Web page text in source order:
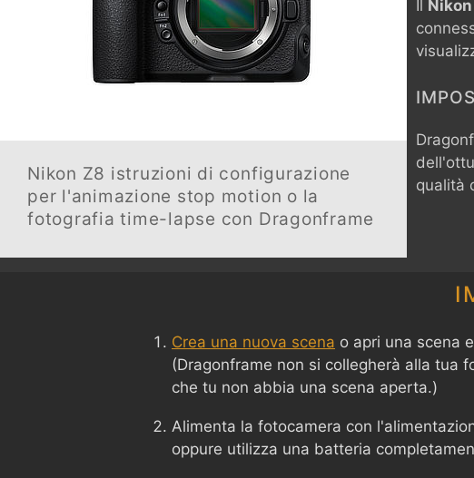
Nikon Z8 istruzioni di configurazione
per l'animazione stop motion o la
fotografia time-lapse con Dragonframe
Il
qualità
Crea una nuova scena o apri una scena
(Dragonframe non si collegherà alla tua
che tu non abbia una scena aperta.)
Alimenta la fotocamera con
oppure utilizza una batteria